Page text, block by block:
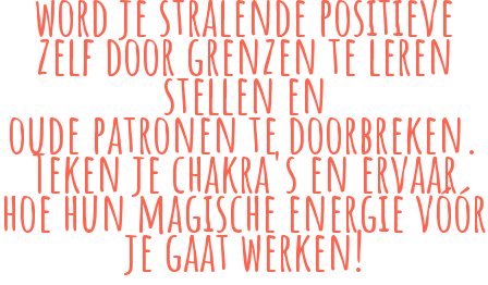
word je stralende positieve
zelf door grenzen te leren
stellen en
oude patronen te doorbreken.
Teken je chakra's en ervaar
hoe hun magische energie vóór
je gaat werken!